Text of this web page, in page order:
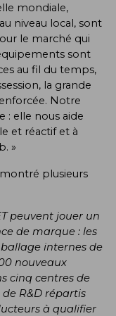
mondiale,
niveau local, sont
le marché qui
sont
au fil du temps,
la grande
Notre
: elle nous aide
et réactif et à
»
plusieurs
peuvent jouer un
de marque : les
internes de
nouveaux
cinq centres de
R&D répartis
à qualifier